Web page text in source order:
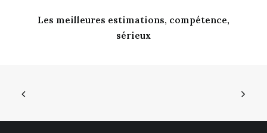
Les meilleures estimations, compétence,
sérieux